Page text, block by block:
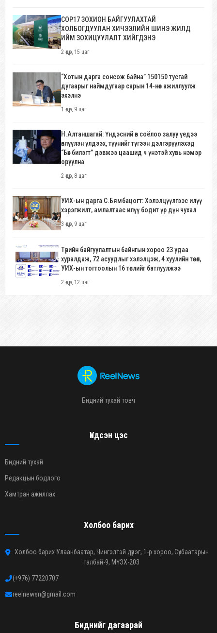
COP17 ЗОХИОН БАЙГУУЛАХТАЙ
ХОЛБОГДУУЛАН ХИЧЭЭЛИЙН ШИНЭ ЖИЛД
ИЙМ ЗОХИЦУУЛАЛТ ХИЙГДЭНЭ
2 өдөр, 15 цаг
“Хотын дарга сонсож байна” 150150 тусгай
дугаарыг наймдугаар сарын 14-нөөс ажиллуулж
эхэлнэ
1 өдөр, 9 цаг
Н.Алтаншагай: Үндэсний өв соёлоо залуу үедээ
өвлүүлэн үлдээх, түүнийг түгээн дэлгэрүүлэхэд
“Бөх билэгт” дэвжээ цаашид ч үнэтэй хувь нэмэр
оруулна
2 өдөр, 8 цаг
УИХ-ын дарга С.Бямбацогт: Хэлэлцүүлгээс илүү
хэрэгжилт, амлалтаас илүү бодит үр дүн чухал
3 өдөр, 9 цаг
Төрийн байгуулалтын байнгын хороо 23 удаа
хуралдаж, 72 асуудлыг хэлэлцэж, 4 хуулийн төсөл,
УИХ-ын тогтоолын 16 төслийг батлуулжээ
2 өдөр, 12 цаг
Бидний тухай товч
Үндсэн цэс
Бидний тухай
Редакцын бодлого
Хамтран ажиллах
Холбоо барих
Холбоо барих Улаанбаатар, Чингэлтэй дүүрэг, 1-р хороо, Сүхбаатарын
талбай-9, МҮЭХ-203
(+976) 77220707
reelnewsn@gmail.com
Биднийг дагаарай